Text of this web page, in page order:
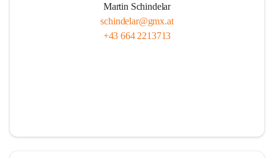
Martin Schindelar
schindelar@gmx.at
+43 664 2213713